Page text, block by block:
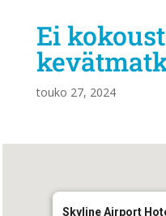
Ei
touko 27, 2024
Skyline Airport